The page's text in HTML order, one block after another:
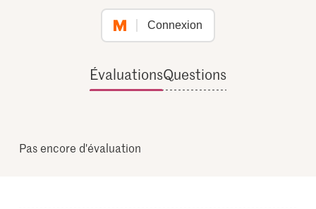
Connexion
ÉvaluationsQuestions
Pas encore d'évaluation